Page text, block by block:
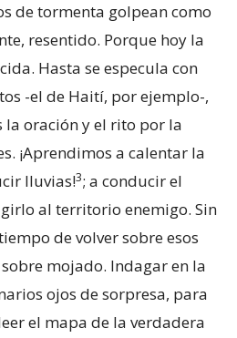
de tormenta golpean como
resentido. Porque hoy la
Hasta se especula con
-el de Haití, por ejemplo-,
oración y el rito por la
¡Aprendimos a calentar la
lluvias!3; a conducir el
al territorio enemigo. Sin
de volver sobre esos
mojado. Indagar en la
ojos de sorpresa, para
el mapa de la verdadera